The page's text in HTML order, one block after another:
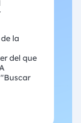
la
del que